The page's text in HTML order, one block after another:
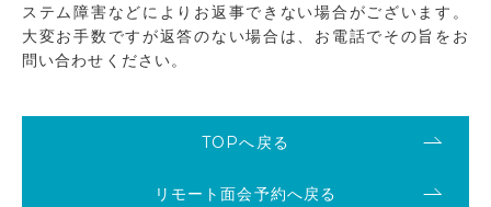
ステム障害などによりお返事できない場合がございます。
大変お手数ですが返答のない場合は、お電話でその旨をお
問い合わせください。
TOPへ戻る
リモート面会予約へ戻る